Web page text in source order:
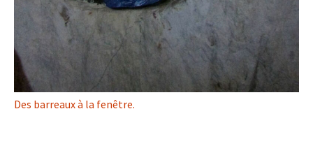
Des barreaux à la fenêtre.